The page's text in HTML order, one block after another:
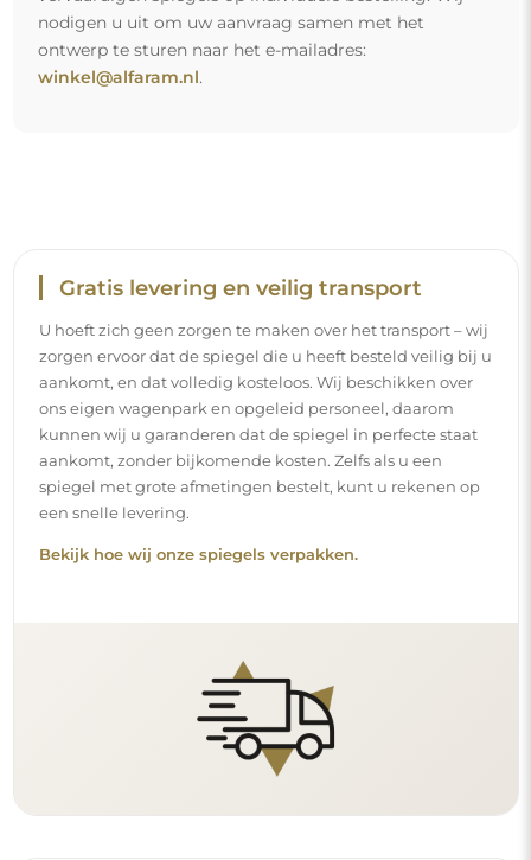
een snelle levering.
Bekijk hoe wij onze spiegels verpakken.
Eenvoudige montage
Wij staan in voor de productie en de levering van de
spiegels, terwijl de installatie onder uw
verantwoordelijkheid valt. Gezien de specifieke
kenmerken van elke ruimte bieden wij geen standaard
montageaccessoires aan. Dit geeft u de vrijheid om de